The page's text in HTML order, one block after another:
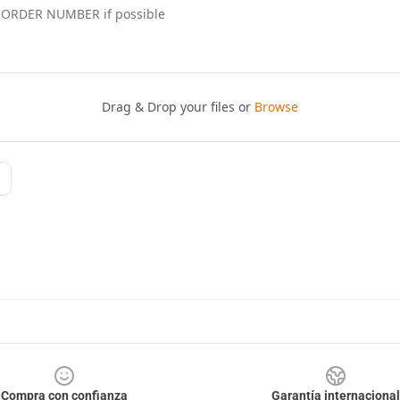
Compra con confianza Garantía internacional